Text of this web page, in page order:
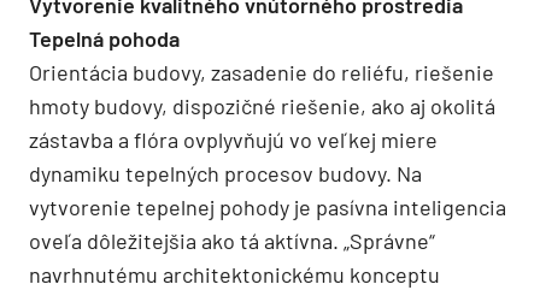
Tepelná pohoda
Orientácia budovy, zasadenie do reliéfu, riešenie
hmoty budovy, dispozičné riešenie, ako aj okolitá
zástavba a flóra ovplyvňujú vo veľkej miere
dynamiku tepelných procesov budovy. Na
vytvorenie tepelnej pohody je pasívna inteligencia
oveľa dôležitejšia ako tá aktívna. „Správne“
navrhnutému architektonickému konceptu